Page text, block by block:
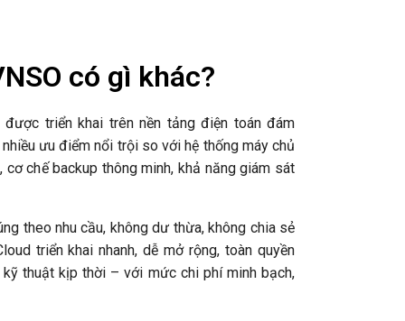
có gì khác?
được triển khai trên nền tảng điện toán đám
ưu điểm nổi trội so với hệ thống máy chủ
cơ chế backup thông minh, khả năng giám sát
theo nhu cầu, không dư thừa, không chia sẻ
triển khai nhanh, dễ mở rộng, toàn quyền
thuật kịp thời – với mức chi phí minh bạch,